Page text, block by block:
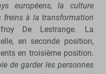
européens, la culture
freins à la transformation
De Lestrange. La
en seconde position,
en troisième position.
de garder les personnes